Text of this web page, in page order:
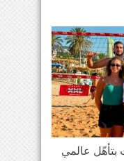
بتأهّل عالمي